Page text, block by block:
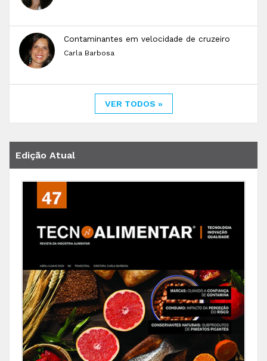
Contaminantes em velocidade de cruzeiro
Carla Barbosa
VER TODOS »
Edição Atual